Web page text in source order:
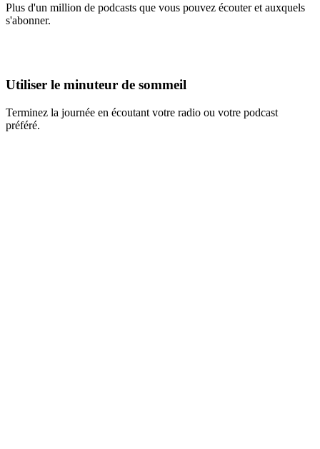
Plus d'un million de podcasts que vous pouvez écouter et auxquels
s'abonner.
Utiliser le minuteur de sommeil
Terminez la journée en écoutant votre radio ou votre podcast
préféré.